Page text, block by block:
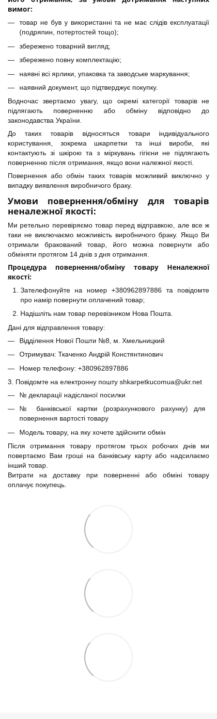
вимог:
товар не був у використанні та не має слідів експлуатації
(подряпин, потертостей тощо);
збережено товарний вигляд;
збережено повну комплектацію;
наявні всі ярлики, упаковка та заводське маркування;
наявний документ, що підтверджує покупку.
Водночас звертаємо увагу, що окремі категорії товарів не
підлягають поверненню або обміну відповідно до
законодавства України.
До таких товарів відносяться товари індивідуального
користування, зокрема шкарпетки та інші вироби, які
контактують зі шкірою та з міркувань гігієни не підлягають
поверненню після отримання, якщо вони належної якості.
Повернення або обмін таких товарів можливий виключно у
випадку виявлення виробничого браку.
Умови повернення/обміну для товарів
неналежної якості:
Ми ретельно перевіряємо товар перед відправкою, але все ж
таки не виключаємо можливість виробничого браку. Якщо Ви
отримали бракований товар, його можна повернути або
обміняти протягом 14 днів з дня отримання.
Процедура повернення/обміну товару Неналежної
якості:
Зателефонуйте на номер +380962897886 та повідомте
про намір повернути оплачений товар;
Надішліть нам товар перевізником Нова Пошта.
Дані для відправлення товару:
Відділення Нової Пошти №8, м. Хмельницкий
Отримувач: Ткаченко Андрій Констянтинович
Номер телефону: +380962897886
3. Повідомте на електронну пошту shkarpetkucomua@ukr.net
№ декларації надісланої посилки
№ банківської картки (розрахункового рахунку) для
повернення вартості товару
Модель товару, на яку хочете здійснити обмін
Після отримання товару протягом трьох робочих днів ми
повертаємо Вам гроші на банківську карту або надсилаємо
інший товар.
Витрати на доставку при поверненні або обміні товару
оплачує покупець.